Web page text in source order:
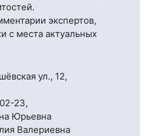
экспертов,
с места актуальных
ул., 12,
23,
Юрьевна
Валериевна